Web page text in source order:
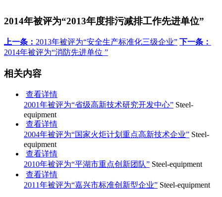
2014年被评为“2013年度排污减排工作先进单位”
上一条： 2013年被评为“安全生产标准化三级企业” 下一条：
2014年被评为“消防先进单位 ”
相关内容
查看详情
2001年被评为“省级高新技术研究开发中心” Steel-
equipment
查看详情
2004年被评为“国家火炬计划重点高新技术企业” Steel-
equipment
查看详情
2010年被评为“平湖市重点创新团队” Steel-equipment
查看详情
2011年被评为“嘉兴市标准创新型企业” Steel-equipment